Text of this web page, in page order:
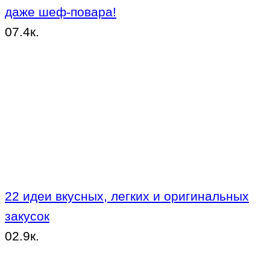
даже шеф-повара!
07.4к.
22 идеи вкусных, легких и оригинальных
закусок
02.9к.